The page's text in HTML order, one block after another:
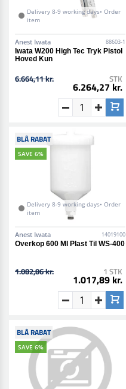
Delivery 8-9 working days• Order
item
Anest Iwata 88603-1
Iwata W200 High Tec Tryk Pistol
Hoved Kun
6.664,11 kr. STK
6.264,27 kr.
BLÅ RABAT
SAVE 6%
Delivery 8-9 working days• Order
item
Anest Iwata 14019100
Overkop 600 Ml Plast Til WS-400
1.082,86 kr. 1 STK
1.017,89 kr.
BLÅ RABAT
SAVE 6%